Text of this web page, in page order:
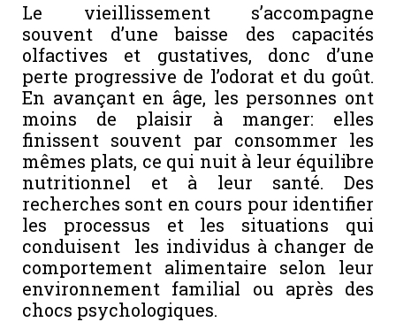
Le vieillissement s’accompagne
souvent d’une baisse des capacités
olfactives et gustatives, donc d’une
perte progressive de l’odorat et du goût.
En avançant en âge, les personnes ont
moins de plaisir à manger: elles
finissent souvent par consommer les
mêmes plats, ce qui nuit à leur équilibre
nutritionnel et à leur santé. Des
recherches sont en cours pour identifier
les processus et les situations qui
conduisent les individus à changer de
comportement alimentaire selon leur
environnement familial ou après des
chocs psychologiques.